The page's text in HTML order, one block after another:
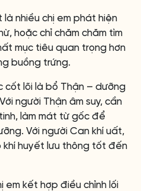
nhiều chị em phát hiện
hoặc chỉ chăm chăm tìm
mục tiêu quan trọng hơn
buồng trứng.
cốt lõi là bổ Thận – dưỡng
người Thận âm suy, cần
làm mát từ gốc để
Với người Can khí uất,
khí huyết lưu thông tốt đến
em kết hợp điều chỉnh lối